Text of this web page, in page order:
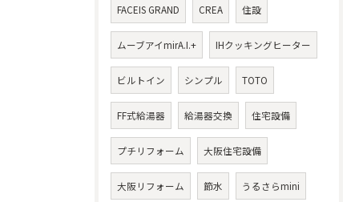
FACEIS GRAND CREA 住設
ムーブアイmirA.I.+ IHクッキングヒーター
ビルトイン シンプル TOTO
FF式給湯器 給湯器交換 住宅設備
プチリフォーム 大阪住宅設備
大阪リフォーム 節水 うるさらmini